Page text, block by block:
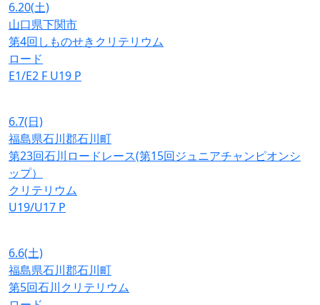
6.20(土)
山口県下関市
第4回しものせきクリテリウム
ロード
E1/E2 F U19 P
6.7(日)
福島県石川郡石川町
第23回石川ロードレース(第15回ジュニアチャンピオンシ
ップ）
クリテリウム
U19/U17 P
6.6(土)
福島県石川郡石川町
第5回石川クリテリウム